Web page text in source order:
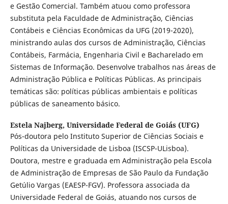
e Gestão Comercial. Também atuou como professora
substituta pela Faculdade de Administração, Ciências
Contábeis e Ciências Econômicas da UFG (2019-2020),
ministrando aulas dos cursos de Administração, Ciências
Contábeis, Farmácia, Engenharia Civil e Bacharelado em
Sistemas de Informação. Desenvolve trabalhos nas áreas de
Administração Pública e Políticas Públicas. As principais
temáticas são: políticas públicas ambientais e políticas
públicas de saneamento básico.
Estela Najberg, Universidade Federal de Goiás (UFG)
Pós-doutora pelo Instituto Superior de Ciências Sociais e
Políticas da Universidade de Lisboa (ISCSP-ULisboa).
Doutora, mestre e graduada em Administração pela Escola
de Administração de Empresas de São Paulo da Fundação
Getúlio Vargas (EAESP-FGV). Professora associada da
Universidade Federal de Goiás, atuando nos cursos de